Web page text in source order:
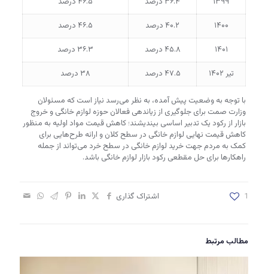
۱۴۰۰
۴۰.۲ درصد
۴۶.۵ درصد
۱۴۰۱
۴۵.۸ درصد
۳۶.۳ درصد
تیر ۱۴۰۲
۴۷.۵ درصد ۳۸ درصد
با توجه به وضعیت پیش آمده، به نظر می‌رسد نیاز است که مسئولان
وزارت صمت برای جلوگیری از زیاندهی فعالان حوزه لوازم خانگی و خروج
بازار از رکود یک تدبیر اساسی بیندیشند؛ کاهش قیمت مواد اولیه به منظور
کاهش قیمت نهایی لوازم خانگی در سطح کلان و ارائه طرح‌هایی برای
کمک به مردم جهت خرید لوازم خانگی در سطح خرد می‌تواند از جمله
راهکارها برای حل مقطعی رکود بازار لوازم خانگی باشد.
اشتراک گذاری 1
مطالب مرتبط